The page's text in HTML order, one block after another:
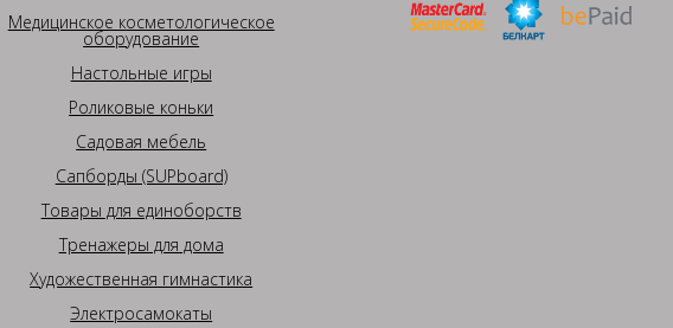
Медицинское косметологическое
оборудование
Настольные игры
Роликовые коньки
Садовая мебель
Сапборды (SUPboard)
Товары для единоборств
Тренажеры для дома
Художественная гимнастика
Электросамокаты